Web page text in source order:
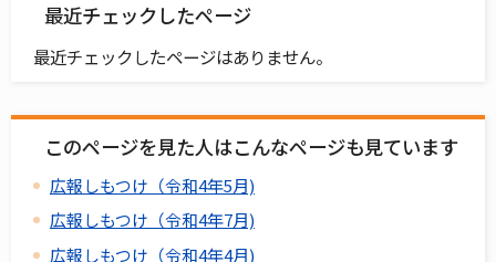
最近チェックしたページ
最近チェックしたページはありません。
このページを見た人はこんなページも見ています
広報しもつけ（令和4年5月)
広報しもつけ（令和4年7月)
広報しもつけ（令和4年4月)